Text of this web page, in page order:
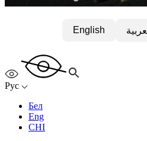
English
Рус
Бел
Eng
CHI